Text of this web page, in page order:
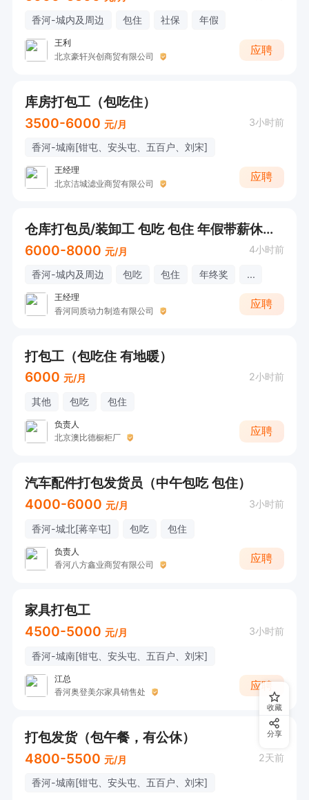
香河-城内及周边 包住 社保 年假
王利
北京豪轩兴创商贸有限公司
应聘
库房打包工（包吃住）
3500-6000 元/月 3小时前
香河-城南[钳屯、安头屯、五百户、刘宋]
王经理
北京洁城滤业商贸有限公司
应聘
仓库打包员/装卸工 包吃 包住 年假带薪休假15天
6000-8000 元/月 4小时前
香河-城内及周边 包吃 包住 年终奖 ...
王经理
香河同质动力制造有限公司
应聘
打包工（包吃住 有地暖）
6000 元/月 2小时前
其他 包吃 包住
负责人
北京澳比德橱柜厂
应聘
汽车配件打包发货员（中午包吃 包住）
4000-6000 元/月 3小时前
香河-城北[蒋辛屯] 包吃 包住
负责人
香河八方鑫业商贸有限公司
应聘
家具打包工
4500-5000 元/月 3小时前
香河-城南[钳屯、安头屯、五百户、刘宋]
江总
香河奥登美尔家具销售处
应聘
打包发货（包午餐，有公休）
4800-5500 元/月 2天前
香河-城南[钳屯、安头屯、五百户、刘宋]
收藏
分享